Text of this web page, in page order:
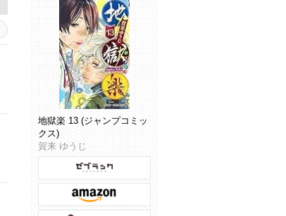
地獄楽 13 (ジャンプコミッ
クス)
賀来 ゆうじ